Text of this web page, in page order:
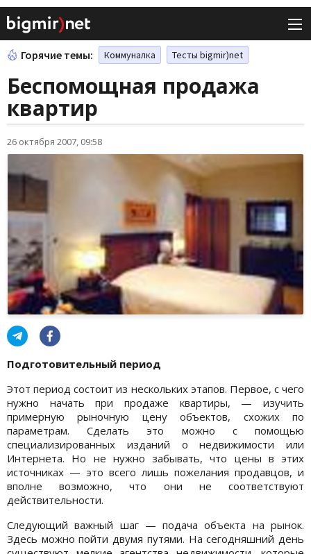
Горячие темы: Коммуналка Тесты bigmir)net
Беспомощная продажа
квартир
26 октября 2007, 09:58
Подготовительный период
Этот период состоит из нескольких этапов. Первое, с чего
нужно начать при продаже квартиры, — изучить
примерную рыночную цену объектов, схожих по
параметрам. Сделать это можно с помощью
специализированных изданий о недвижимости или
Интернета. Но не нужно забывать, что цены в этих
источниках — это всего лишь пожелания продавцов, и
вполне возможно, что они не соответствуют
действительности.
Следующий важный шаг — подача объекта на рынок.
Здесь можно пойти двумя путями. На сегодняшний день